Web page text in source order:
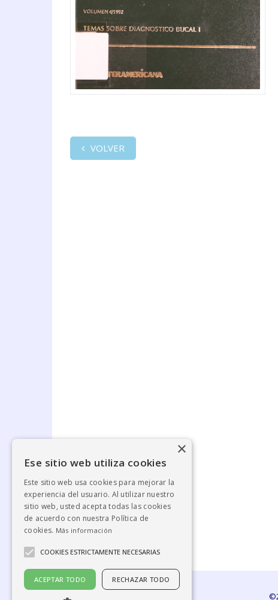
VOLVER
×
Ese sitio web utiliza cookies
Este sitio web usa cookies para mejorar la
experiencia del usuario. Al utilizar nuestro
sitio web, usted acepta todas las cookies
de acuerdo con nuestra Política de
cookies. Más información
COOKIES ESTRICTAMENTE NECESARIAS
ACEPTAR TODO RECHAZAR TODO